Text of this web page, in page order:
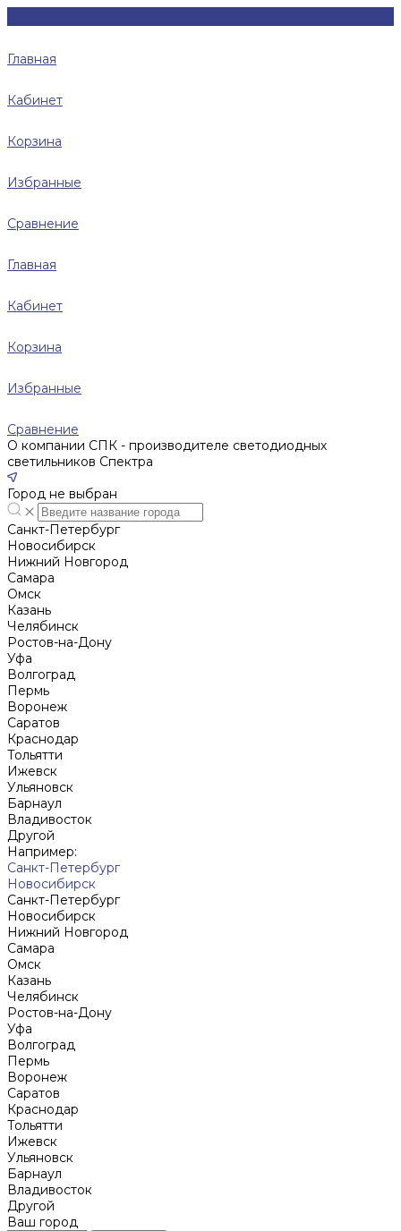
Главная
Кабинет
Корзина
Избранные
Сравнение
Главная
Кабинет
Корзина
Избранные
Сравнение
О компании СПК - производителе светодиодных
светильников Спектра
Город не выбран
Санкт-Петербург
Новосибирск
Нижний Новгород
Cамара
Омск
Казань
Челябинск
Ростов-на-Дону
Уфа
Волгоград
Пермь
Воронеж
Саратов
Краснодар
Тольятти
Ижевск
Ульяновск
Барнаул
Владивосток
Другой
Например:
Санкт-Петербург
Новосибирск
Санкт-Петербург
Новосибирск
Нижний Новгород
Cамара
Омск
Казань
Челябинск
Ростов-на-Дону
Уфа
Волгоград
Пермь
Воронеж
Саратов
Краснодар
Тольятти
Ижевск
Ульяновск
Барнаул
Владивосток
Другой
Ваш город